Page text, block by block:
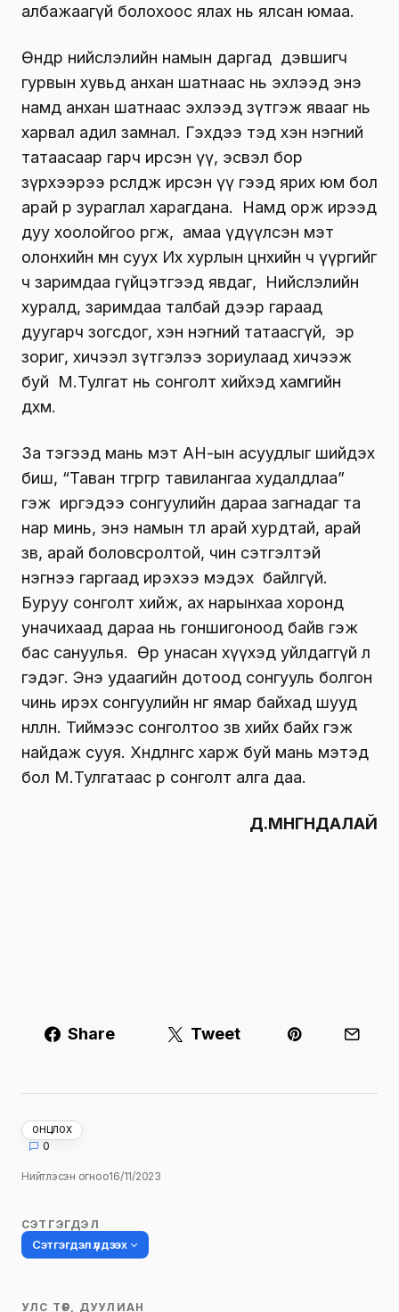
албажаагүй болохоос ялах нь ялсан юмаа.
Өнөөдөр нийслэлийн намын даргад дэвшигч
гурвын хувьд анхан шатнаас нь эхлээд энэ
намд анхан шатнаас эхлээд зүтгэж явааг нь
харвал адил замнал. Гэхдээ тэд хэн нэгний
татаасаар гарч ирсэн үү, эсвэл бор
зүрхээрээ өрсөлдөж ирсэн үү гээд ярих юм бол
арай өөр зураглал харагдана. Намд орж ирээд
дуу хоолойгоо өргөж, амаа үдүүлсэн мэт
олонхийн өмнө суух Их хурлын цөөнхийн ч үүргийг
ч заримдаа гүйцэтгээд явдаг, Нийслэлийн
хуралд, заримдаа талбай дээр гараад
дуугарч зогсдог, хэн нэгний татаасгүй, эр
зориг, хичээл зүтгэлээ зориулаад хичээж
буй М.Тулгат нь сонголт хийхэд хамгийн
дөхөм.
За тэгээд мань мэт АН-ын асуудлыг шийдэх
биш, “Таван төгрөгөөр тавилангаа худалдлаа”
гэж иргэдээ сонгуулийн дараа загнадаг та
нар минь, энэ намын төлөө арай хурдтай, арай
зөв, арай боловсролтой, чин сэтгэлтэй
нэгнээ гаргаад ирэхээ мэдэх байлгүй.
Буруу сонголт хийж, ах нарынхаа хоронд
уначихаад дараа нь гоншигоноод байв гэж
бас сануулья. Өөрөө унасан хүүхэд уйлдаггүй л
гэдэг. Энэ удаагийн дотоод сонгууль болгон
чинь ирэх сонгуулийн өнгө ямар байхад шууд
нөлөөлнө. Тиймээс сонголтоо зөв хийх байх гэж
найдаж сууя. Хөндлөнгөөс харж буй мань мэтэд
бол М.Тулгатаас өөр сонголт алга даа.
Д.МӨНГӨНДАЛАЙ
Share Tweet
ОНЦЛОХ
0
Нийтлэсэн огноо16/11/2023
СЭТГЭГДЭЛ
Сэтгэгдэл үлдээх
УЛС ТӨР, ДУУЛИАН